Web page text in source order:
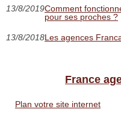
13/8/2019Comment
pour ses proches ?
13/8/2018Les agences
France
Plan votre site internet